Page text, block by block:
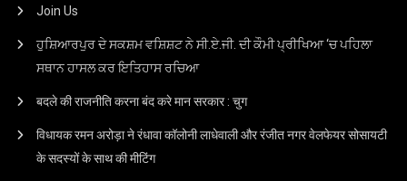
Join Us
ਹੁਸ਼ਿਆਰਪੁਰ ਦੇ ਸਕਸ਼ਮ ਵਸ਼ਿਸ਼ਟ ਨੇ ਸੀ.ਏ.ਜੀ. ਦੀ ਕੌਮੀ ਪ੍ਰੀਖਿਆ ‘ਚ ਪਹਿਲਾ
ਸਥਾਨ ਹਾਸਲ ਕਰ ਇਤਿਹਾਸ ਰਚਿਆ
बदले की राजनीति करना बंद करे मान सरकार : चुग
विधायक रमन अरोड़ा ने रंधावा कॉलोनी लाधेवाली और रंजीत नगर वेलफेयर सोसायटी
के सदस्यों के साथ की मीटिंग